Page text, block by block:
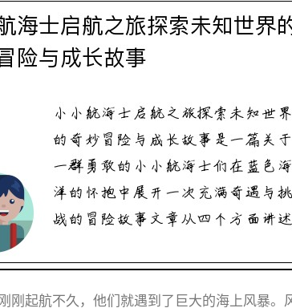
刚起航不久，他们就遇到了巨大的海上风暴。